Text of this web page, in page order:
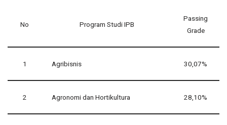
No Program Studi IPB
Passing
Grade
1 Agribisnis 30,07%
2 Agronomi dan Hortikultura 28,10%